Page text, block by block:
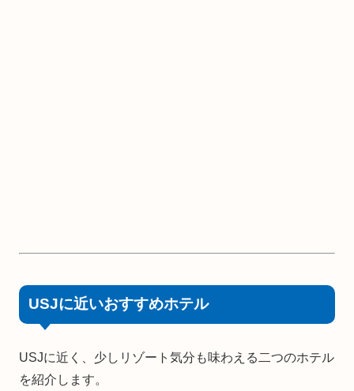
USJに近いおすすめホテル
USJに近く、少しリゾート気分も味わえる二つのホテル
を紹介します。